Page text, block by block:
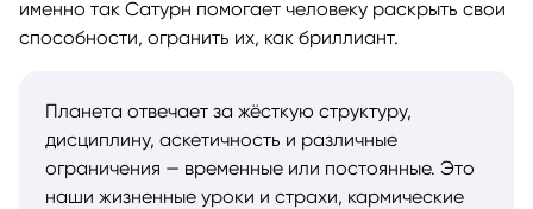
именно так Сатурн помогает человеку раскрыть свои
способности, огранить их, как бриллиант.
Планета отвечает за жёсткую структуру,
дисциплину, аскетичность и различные
ограничения — временные или постоянные. Это
наши жизненные уроки и страхи, кармические